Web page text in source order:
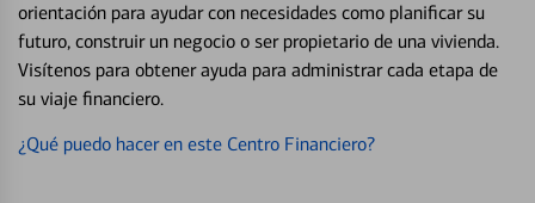
orientación para ayudar con necesidades como planificar su
futuro, construir un negocio o ser propietario de una vivienda.
Visítenos para obtener ayuda para administrar cada etapa de
su viaje financiero.
¿Qué puedo hacer en este Centro Financiero?